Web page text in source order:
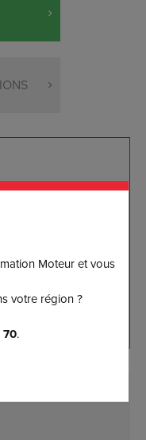
sur banc
client
gratuits 5 ans
Moteur et vous
votre région ?
70.